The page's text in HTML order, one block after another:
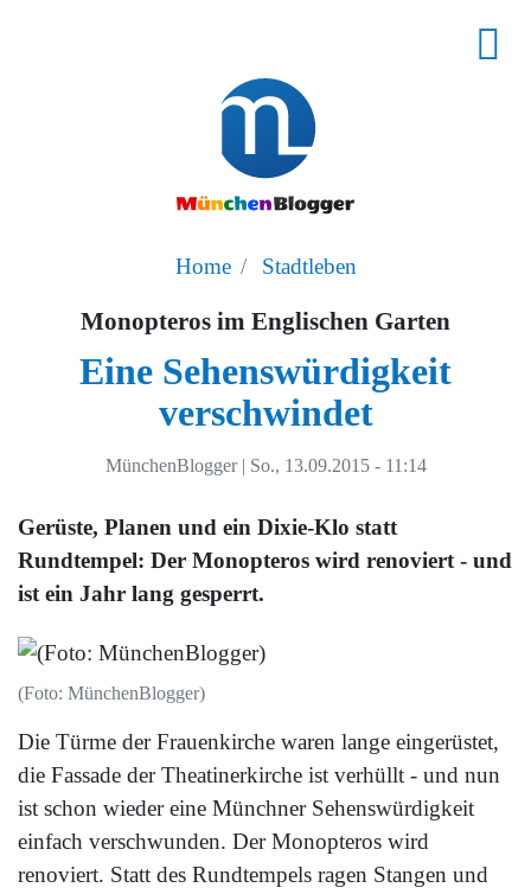
Home Stadtleben
Monopteros im Englischen Garten
Eine Sehenswürdigkeit
verschwindet
MünchenBlogger | So., 13.09.2015 - 11:14
Gerüste, Planen und ein Dixie-Klo statt
Rundtempel: Der Monopteros wird renoviert - und
ist ein Jahr lang gesperrt.
(Foto: MünchenBlogger)
Die Türme der Frauenkirche waren lange eingerüstet,
die Fassade der Theatinerkirche ist verhüllt - und nun
ist schon wieder eine Münchner Sehenswürdigkeit
einfach verschwunden. Der Monopteros wird
renoviert. Statt des Rundtempels ragen Stangen und